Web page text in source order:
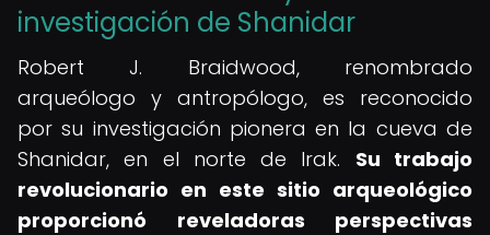
investigación de Shanidar
Robert J. Braidwood, renombrado
arqueólogo y antropólogo, es reconocido
por su investigación pionera en la cueva de
Shanidar, en el norte de Irak. Su trabajo
revolucionario en este sitio arqueológico
proporcionó reveladoras perspectivas